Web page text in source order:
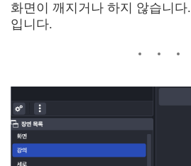
화면이 깨지거나 하지 않습니다.
입니다.